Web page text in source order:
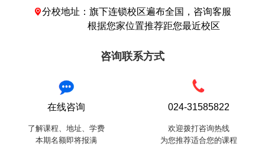
分校地址：旗下连锁校区遍布全国，咨询客服
根据您家位置推荐距您最近校区
咨询联系方式
在线咨询
了解课程、地址、学费
本期名额即将报满
024-31585822
欢迎拨打咨询热线
为您推荐适合您的课程